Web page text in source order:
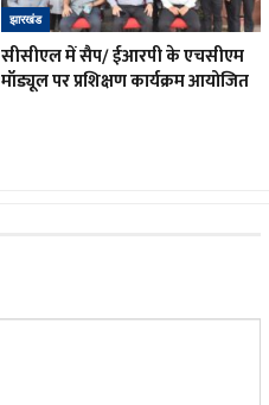
झारखंड
सीसीएल में सैप/ ईआरपी के एचसीएम
मॉड्यूल पर प्रशिक्षण कार्यक्रम आयोजित